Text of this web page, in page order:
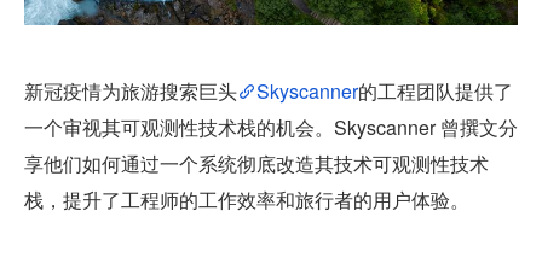
新冠疫情为旅游搜索巨头 Skyscanner的工程团队提供了
一个审视其可观测性技术栈的机会。Skyscanner 曾撰文分
享他们如何通过一个系统彻底改造其技术可观测性技术
栈，提升了工程师的工作效率和旅行者的用户体验。